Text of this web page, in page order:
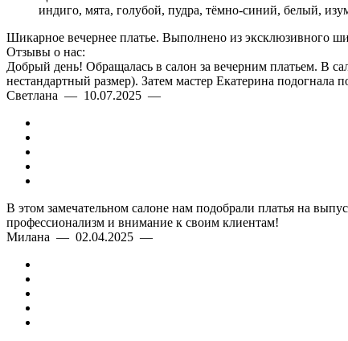
индиго, мята, голубой, пудра, тёмно-синий, белый,
Шикарное вечернее платье. Выполнено из эксклюзивного
Отзывы о нас:
Добрый день! Обращалась в салон за вечерним платьем. В
нестандартный размер). Затем мастер Екатерина подогнала
Светлана — 10.07.2025 —
В этом замечательном салоне нам подобрали платья на
профессионализм и внимание к своим клиентам!
Милана — 02.04.2025 —